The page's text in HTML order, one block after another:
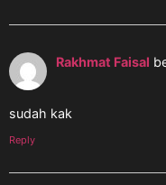
Rakhmat Faisal
sudah kak
Reply